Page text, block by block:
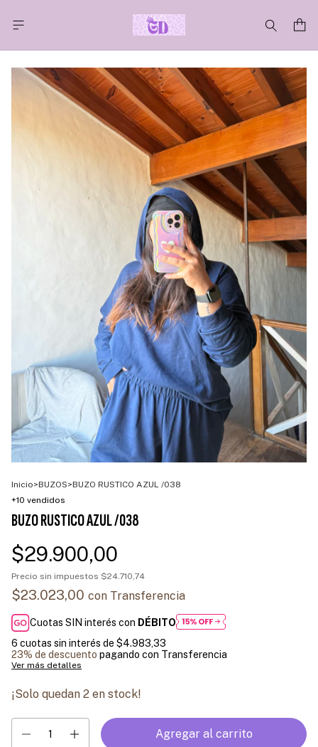
Inicio>BUZOS>BUZO RUSTICO AZUL /038
+10 vendidos
BUZO RUSTICO AZUL /038
$29.900,00
Precio sin impuestos $24.710,74
$23.023,00 con Transferencia
Cuotas SIN interés con DÉBITO
6 cuotas sin interés de $4.983,33
23% de descuento pagando con Transferencia
Ver más detalles
¡Solo quedan 2 en stock!